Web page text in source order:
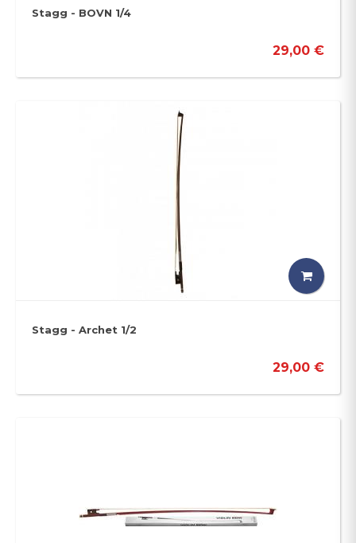
Stagg - BOVN 1/4
29,00 €
Stagg - Archet 1/2
29,00 €